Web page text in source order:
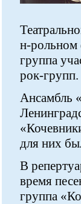
н-рольном
группа
рок-
Ансамбль
для них
В
время
группа